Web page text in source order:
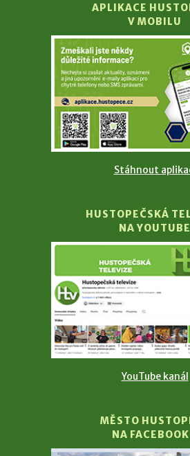
APLIKACE
V MOBILU
Stáhnout
HUSTOPEČSKÁ
NA YOUTUBE
YouTube kanál
MĚSTO
NA